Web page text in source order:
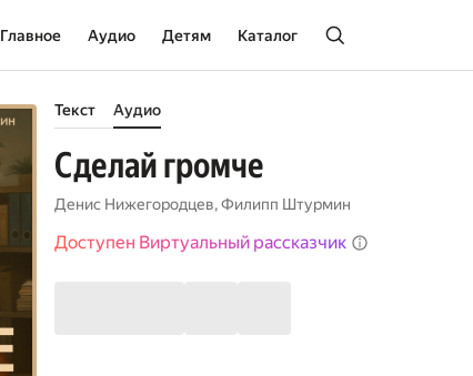
Главное Аудио Детям Каталог
Текст Аудио
Сделай громче
Денис Нижегородцев,Филипп Штурмин
Доступен Виртуальный рассказчик